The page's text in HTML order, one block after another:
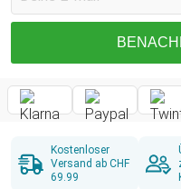
Kostenloser
Versand ab CHF
69.99